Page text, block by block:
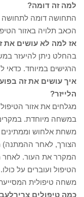
למה זה דומה?
התחושה דומה לתחושה
הכאב תלויה באזור
אז למה לא עושים את
בהחלט ניתן להיעזר
הרגישים במיוחד.
איך עושים את זה
הלייזר?
מגלחים את אזור
במשחה מיוחדת. במקרים
משחת אלחוש
הצורך, לאחר ההמתנה)
המקרר את העור. לאחר
הטיפול ועוברים על
משחה טיפולית המסייעת
כמה טיפולים צריך